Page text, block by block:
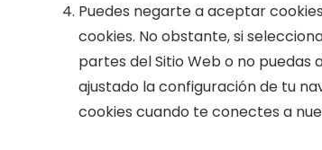
Puedes negarte a aceptar
cookies. No obstante, si
partes del Sitio Web o no puedas
ajustado la configuración de tu
cookies cuando te conectes a